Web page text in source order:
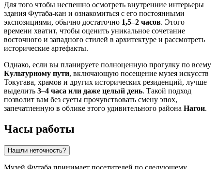
Для того чтобы неспешно осмотреть внутренние интерьеры
здания Футаба-кан и ознакомиться с его постоянными
экспозициями, обычно достаточно 1,5–2 часов. Этого
времени хватит, чтобы оценить уникальное сочетание
восточного и западного стилей в архитектуре и рассмотреть
исторические артефакты.
Однако, если вы планируете полноценную прогулку по всему
Культурному пути, включающую посещение музея искусств
Токугава, храмов и других исторических резиденций, лучше
выделить 3–4 часа или даже целый день. Такой подход
позволит вам без суеты прочувствовать смену эпох,
запечатленную в облике этого удивительного района Нагои.
Часы работы
Нашли неточность?
Музей Футаба принимает посетителей по следующему